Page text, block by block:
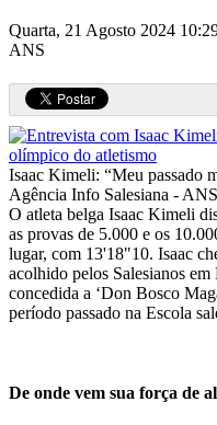
Quarta, 21 Agosto 2024
ANS
Isaac Kimeli: “Meu passado
Agência Info Salesiana - ANS
O atleta belga Isaac Kimeli
as provas de 5.000 e os
lugar, com 13'18"10. Isaac
acolhido pelos Salesianos
concedida a ‘Don Bosco
período passado na Escola
De onde vem sua força de